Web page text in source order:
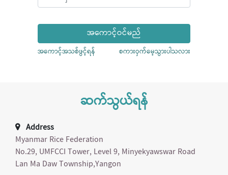
အကောင့်ဝင်မည်
အကောင့်အသစ်ဖွင့်ရန် စကားဝှက်မေ့သွားပါသလား
ဆက်သွယ်ရန်
Address
Myanmar Rice Federation
No.29, UMFCCI Tower, Level 9, Minyekyawswar Road
Lan Ma Daw Township,Yangon